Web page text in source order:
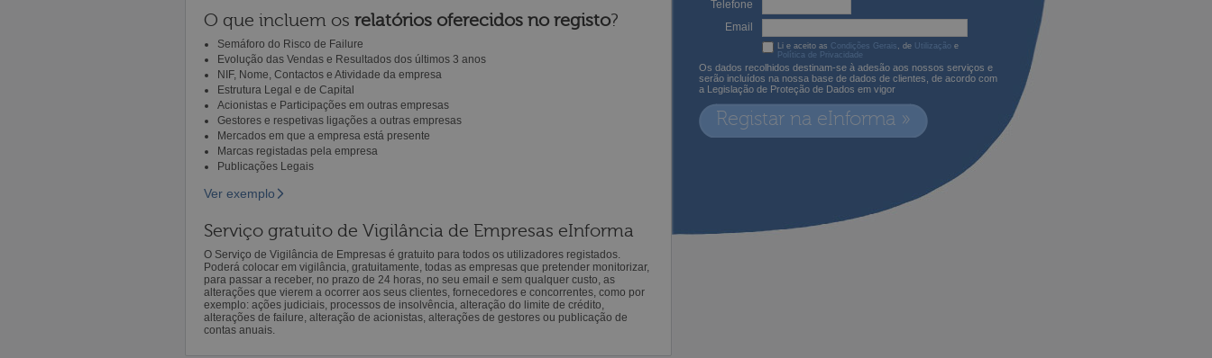
Telefone
Email
Li e aceito as Condições Gerais , de Utilização e
Política de Privacidade
Os dados recolhidos destinam-se à adesão aos nossos serviços e
serão incluídos na nossa base de dados de clientes, de acordo com
a Legislação de Proteção de Dados em vigor
Registar na eInforma »
O que incluem os relatórios oferecidos no registo?
Semáforo do Risco de Failure
Evolução das Vendas e Resultados dos últimos 3 anos
NIF, Nome, Contactos e Atividade da empresa
Estrutura Legal e de Capital
Acionistas e Participações em outras empresas
Gestores e respetivas ligações a outras empresas
Mercados em que a empresa está presente
Marcas registadas pela empresa
Publicações Legais
Ver exemplo
Serviço gratuito de Vigilância de Empresas eInforma
O Serviço de Vigilância de Empresas é gratuito para todos os utilizadores registados.
Poderá colocar em vigilância, gratuitamente, todas as empresas que pretender monitorizar,
para passar a receber, no prazo de 24 horas, no seu email e sem qualquer custo, as
alterações que vierem a ocorrer aos seus clientes, fornecedores e concorrentes, como por
exemplo: ações judiciais, processos de insolvência, alteração do limite de crédito,
alterações de failure, alteração de acionistas, alterações de gestores ou publicação de
contas anuais.